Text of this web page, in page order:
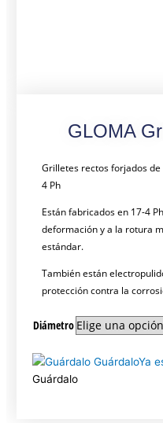
GLOMA
Grilletes rectos forjados
4 Ph
Están fabricados en 17-4
deformación y a la rotura
estándar.
También están
protección contra la
Diámetro
GuárdaloYa
Guárdalo